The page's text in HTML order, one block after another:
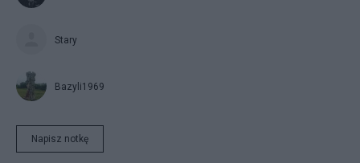
Stary
Bazyli1969
Napisz notkę